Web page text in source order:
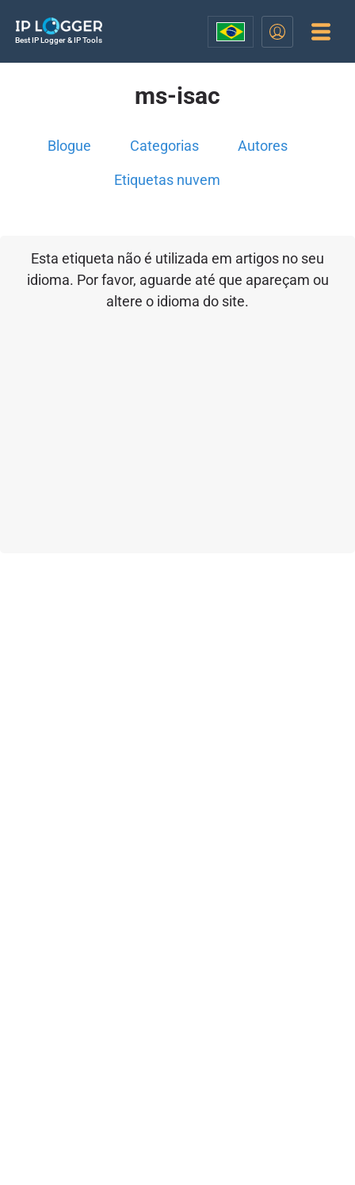
Best IP Logger & IP Tools
ms-isac
Blogue Categorias Autores
Etiquetas nuvem